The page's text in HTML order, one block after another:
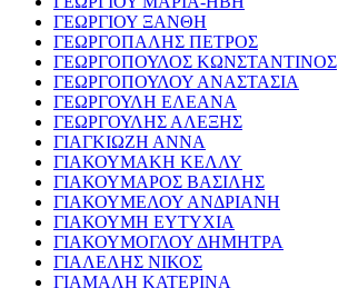
ΓΕΩΡΓΙΟΥ ΞΑΝΘΗ
ΓΕΩΡΓΟΠΑΛΗΣ ΠΕΤΡΟΣ
ΓΕΩΡΓΟΠΟΥΛΟΣ ΚΩΝΣΤΑΝΤΙΝΟΣ
ΓΕΩΡΓΟΠΟΥΛΟΥ ΑΝΑΣΤΑΣΙΑ
ΓΕΩΡΓΟΥΛΗ ΕΛΕΑΝΑ
ΓΕΩΡΓΟΥΛΗΣ ΑΛΕΞΗΣ
ΓΙΑΓΚΙΩΖΗ ΑΝΝΑ
ΓΙΑΚΟΥΜΑΚΗ ΚΕΛΛΥ
ΓΙΑΚΟΥΜΑΡΟΣ ΒΑΣΙΛΗΣ
ΓΙΑΚΟΥΜΕΛΟΥ ΑΝΔΡΙΑΝΗ
ΓΙΑΚΟΥΜΗ ΕΥΤΥΧΙΑ
ΓΙΑΚΟΥΜΟΓΛΟΥ ΔΗΜΗΤΡΑ
ΓΙΑΛΕΛΗΣ ΝΙΚΟΣ
ΓΙΑΜΑΛΗ ΚΑΤΕΡΙΝΑ